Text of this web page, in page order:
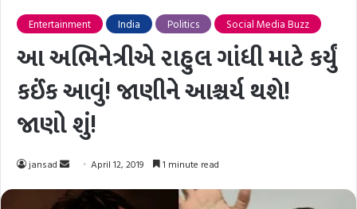
Entertainment India Politics Social Media Buzz
આ અભિનેત્રીએ રાહુલ ગાંધી માટે કર્યું
કઈંક આવું! જાણીને આશ્ચર્ય થશે!
જાણો શું!
jansad
Send
email
April 12, 2019 1 minute read